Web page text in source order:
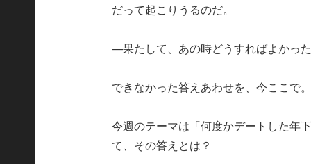
だって起こりうるのだ。
—果たして、あの時どうすればよかっ
できなかった答えあわせを、今ここで
今週のテーマは「何度かデートした年
て、その答えとは？